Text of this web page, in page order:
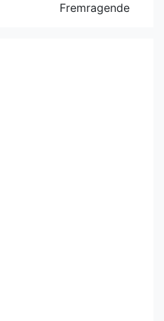
Fremragende